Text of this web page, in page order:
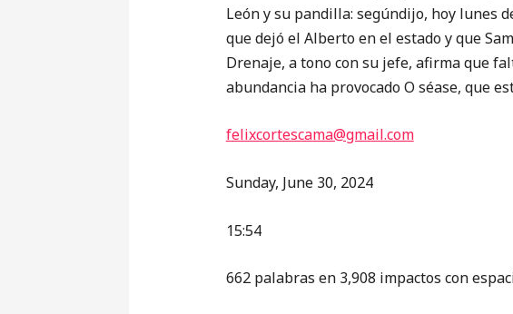
León y su pandilla: segúndijo, hoy lunes
que dejó el Alberto en el estado y que
Drenaje, a tono con su jefe, afirma que
abundancia ha provocado O séase, que
felixcortescama@gmail.com
Sunday, June 30, 2024
15:54
662 palabras en 3,908 impactos con